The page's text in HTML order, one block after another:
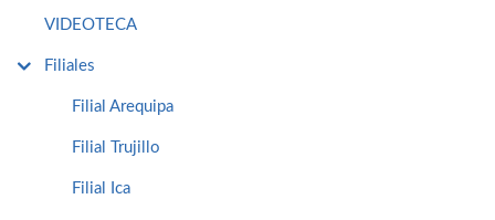
VIDEOTECA
Filiales
Filial Arequipa
Filial Trujillo
Filial Ica